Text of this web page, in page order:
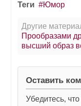
Теги Юмор
Другие
Прообразами
высший образ
Оставить
Убедитесь,